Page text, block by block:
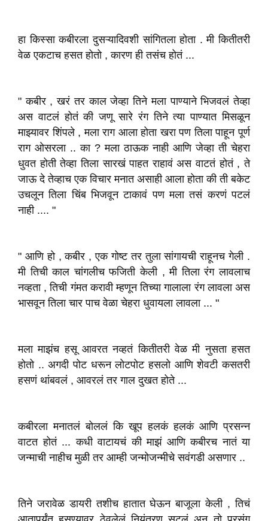
हा किस्सा कबीरला दुसऱ्यादिवशी सांगितला होता . मी कितीतरी
वेळ एकटाच हसत होतो , कारण ही तसंच होतं ...
" कबीर , खरं तर काल जेव्हा तिने मला पाण्याने भिजवलं तेव्हा
अस वाटलं होतं की जणू सारे रंग तिने त्या पाण्यात मिसळून
माझ्यावर शिंपले , मला राग आला होता खरा पण तिला पाहून पूर्ण
राग ओसरला .. का ? मला ठाऊक नाही आणि जेव्हा ती चेहरा
धुवत होती तेव्हा तिला सारखं पाहत राहावं अस वाटतं होतं , ते
जाऊ दे तेव्हाच एक विचार मनात असाही आला होता की ती बकेट
उचलून तिला चिंब भिजवून टाकावं पण मला तसं करणं पटलं
नाही .... "
" आणि हो , कबीर , एक गोष्ट तर तुला सांगायची राहूनच गेली .
मी तिची काल चांगलीच फजिती केली , मी तिला रंग लावलाच
नव्हता , तिची गंमत करावी म्हणून तिच्या गालाला रंग लावला अस
भासवून तिला चार पाच वेळा चेहरा धुवायला लावला ... "
मला माझंच हसू आवरत नव्हतं कितीतरी वेळ मी नुसता हसत
होतो .. अगदी पोट धरून लोटपोट हसलो आणि शेवटी कसतरी
हसणं थांबवलं , आवरलं तर गाल दुखत होते ...
कबीरला मनातलं बोललं कि खूप हलकं हलकं आणि प्रसन्न
वाटत होतं ... कधी वाटायचं की माझं आणि कबीरच नातं या
जन्माची नाहीच मुळी तर आम्ही जन्मोजन्मीचे सवंगडी असणार ..
तिने जरावेळ डायरी तशीच हातात घेऊन बाजूला केली , तिचं